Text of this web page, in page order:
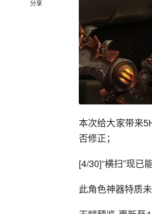
分享
本次给大家带来
否修正；
[4/30]“横扫”现已
此角色神器特质